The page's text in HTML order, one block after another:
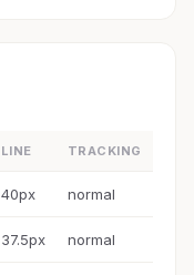
LINE TRACKING
40px normal
37.5px normal